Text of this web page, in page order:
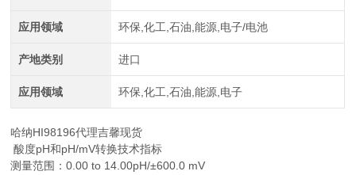
应用领域 环保,化工,石油,能源,电子/电池
产地类别 进口
应用领域 环保,化工,石油,能源,电子
哈纳HI98196代理吉馨现货
酸度pH和pH/mV转换技术指标
测量范围：0.00 to 14.00pH/±600.0 mV